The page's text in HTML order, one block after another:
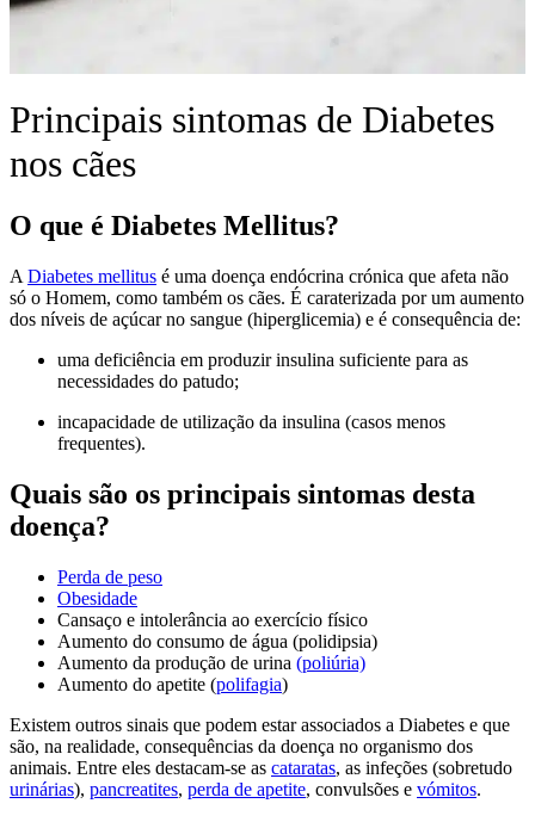
Principais sintomas de Diabetes
nos cães
O que é Diabetes Mellitus?
A Diabetes mellitus é uma doença endócrina crónica que afeta não
só o Homem, como também os cães. É caraterizada por um aumento
dos níveis de açúcar no sangue (hiperglicemia) e é consequência de:
uma deficiência em produzir insulina suficiente para as
necessidades do patudo;
incapacidade de utilização da insulina (casos menos
frequentes).
Quais são os principais sintomas desta
doença?
Perda de peso
Obesidade
Cansaço e intolerância ao exercício físico
Aumento do consumo de água (polidipsia)
Aumento da produção de urina (poliúria)
Aumento do apetite (polifagia)
Existem outros sinais que podem estar associados a Diabetes e que
são, na realidade, consequências da doença no organismo dos
animais. Entre eles destacam-se as cataratas, as infeções (sobretudo
urinárias), pancreatites, perda de apetite, convulsões e vómitos.